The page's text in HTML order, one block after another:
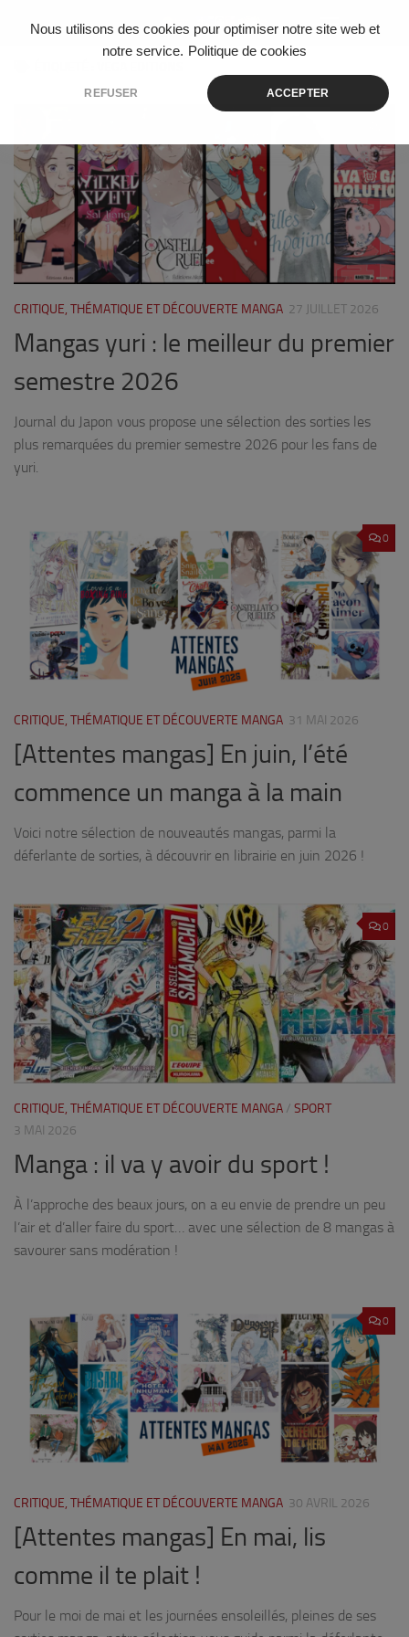
Nous utilisons des cookies pour optimiser notre site web et
notre service. Politique de cookies
REFUSER ACCEPTER
Skip to content
CRITIQUE, THÉMATIQUE ET DÉCOUVERTE MANGA 27 JUILLET 2026
Mangas yuri : le meilleur du premier
semestre 2026
Journal du Japon vous propose une sélection des sorties les
plus remarquées du premier semestre 2026 pour les fans de
yuri.
0
CRITIQUE, THÉMATIQUE ET DÉCOUVERTE MANGA 31 MAI 2026
[Attentes mangas] En juin, l’été
commence un manga à la main
Voici notre sélection de nouveautés mangas, parmi la
déferlante de sorties, à découvrir en librairie en juin 2026 !
0
CRITIQUE, THÉMATIQUE ET DÉCOUVERTE MANGA / SPORT
3 MAI 2026
Manga : il va y avoir du sport !
À l’approche des beaux jours, on a eu envie de prendre un peu
l’air et d’aller faire du sport… avec une sélection de 8 mangas à
savourer sans modération !
0
CRITIQUE, THÉMATIQUE ET DÉCOUVERTE MANGA 30 AVRIL 2026
[Attentes mangas] En mai, lis
comme il te plait !
Pour le moi de mai et les journées ensoleillés, pleines de ses